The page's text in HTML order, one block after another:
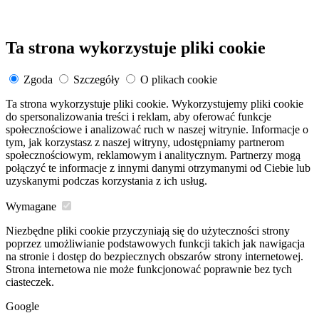
Ta strona wykorzystuje pliki cookie
Zgoda Szczegóły
O plikach cookie
Ta strona wykorzystuje pliki cookie. Wykorzystujemy pliki cookie
do spersonalizowania treści i reklam, aby oferować funkcje
społecznościowe i analizować ruch w naszej witrynie. Informacje o
tym, jak korzystasz z naszej witryny, udostępniamy partnerom
społecznościowym, reklamowym i analitycznym. Partnerzy mogą
połączyć te informacje z innymi danymi otrzymanymi od Ciebie lub
uzyskanymi podczas korzystania z ich usług.
Wymagane
Niezbędne pliki cookie przyczyniają się do użyteczności strony
poprzez umożliwianie podstawowych funkcji takich jak nawigacja
na stronie i dostęp do bezpiecznych obszarów strony internetowej.
Strona internetowa nie może funkcjonować poprawnie bez tych
ciasteczek.
Google